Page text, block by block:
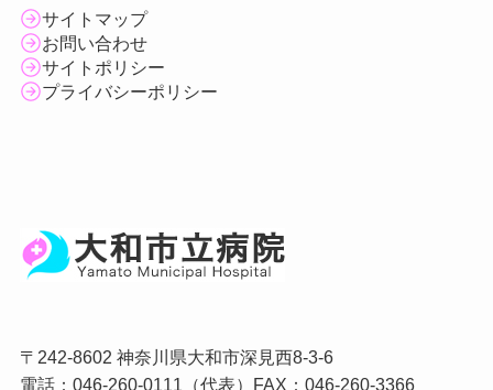
サイトマップ
お問い合わせ
サイトポリシー
プライバシーポリシー
〒242-8602 神奈川県大和市深見西8-3-6
電話：046-260-0111（代表）FAX：046-260-3366